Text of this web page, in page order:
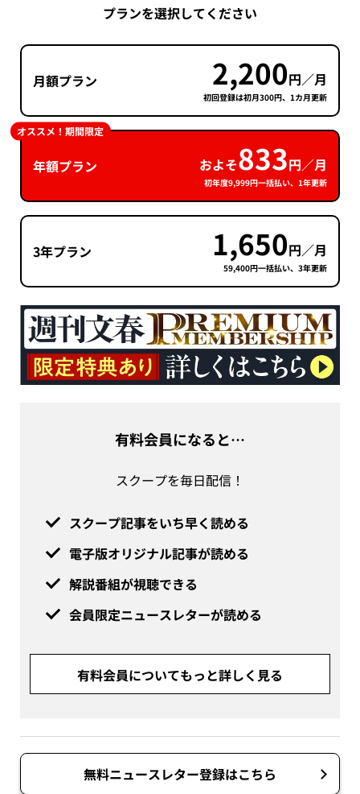
プランを選択してください
月額プラン 2,200円／月
初回登録は初月300円、1カ月更新
年額プラン およそ833円／月
初年度9,999円一括払い、1年更新
オススメ！期間限定
3年プラン 1,650円／月
59,400円一括払い、3年更新
有料会員になると…
スクープを毎日配信！
スクープ記事をいち早く読める
電子版オリジナル記事が読める
解説番組が視聴できる
会員限定ニュースレターが読める
有料会員についてもっと詳しく見る
無料ニュースレター登録はこちら